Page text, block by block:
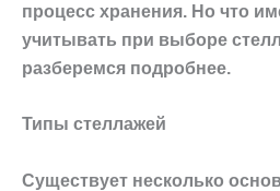
процесс хранения. Но что
учитывать при выборе
разберемся подробнее.
Типы стеллажей
Существует несколько